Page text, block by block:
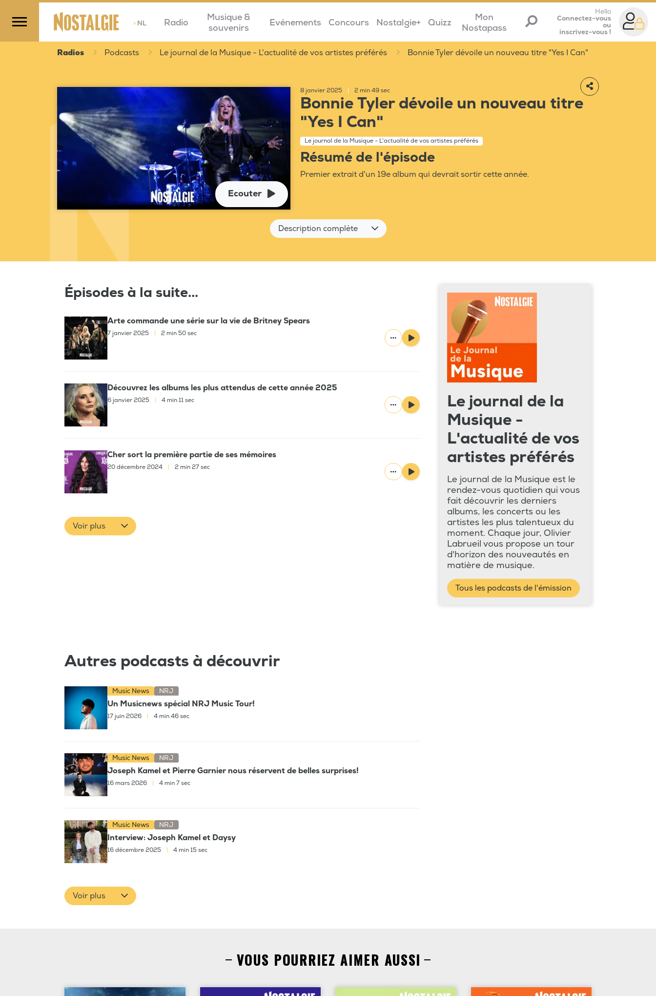
>NL Radio
Musique &
souvenirs
Evénements Concours Nostalgie+ Quizz
Mon
Nostapass
Hello
Connectez-vous
ou
inscrivez-vous !
Radios Podcasts Le journal de la Musique - L'actualité de vos artistes préférés Bonnie Tyler dévoile un nouveau titre "Yes I Can"
Ecouter
8 janvier 2025 2 min 49 sec
Bonnie Tyler dévoile un nouveau titre
"Yes I Can"
Le journal de la Musique - L'actualité de vos artistes préférés
Résumé de l'épisode
Premier extrait d'un 19e album qui devrait sortir cette année.
Description complète
Épisodes à la suite...
Arte commande une série sur la vie de Britney Spears
7 janvier 2025 | 2 min 50 sec
Découvrez les albums les plus attendus de cette année 2025
6 janvier 2025 | 4 min 11 sec
Cher sort la première partie de ses mémoires
20 décembre 2024 | 2 min 27 sec
Voir plus
Le journal de la
Musique -
L'actualité de vos
artistes préférés
Le journal de la Musique est le
rendez-vous quotidien qui vous
fait découvrir les derniers
albums, les concerts ou les
artistes les plus talentueux du
moment. Chaque jour, Olivier
Labrueil vous propose un tour
d'horizon des nouveautés en
matière de musique.
Tous les podcasts de l'émission
Autres podcasts à découvrir
Music News NRJ
Un Musicnews spécial NRJ Music Tour!
17 juin 2026 4 min 46 sec
Music News NRJ
Joseph Kamel et Pierre Garnier nous réservent de belles surprises!
16 mars 2026 4 min 7 sec
Music News NRJ
Interview: Joseph Kamel et Daysy
16 décembre 2025 4 min 15 sec
Voir plus
VOUS POURRIEZ AIMER AUSSI